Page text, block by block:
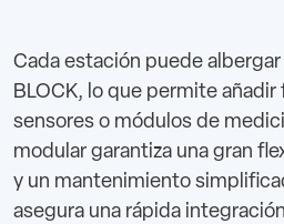
Cada estación puede
BLOCK, lo que permite
sensores o módulos de
modular garantiza una gran
y un mantenimiento
asegura una rápida